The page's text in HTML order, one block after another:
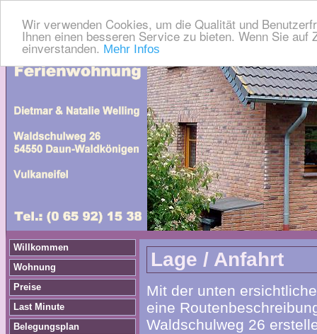
Wir verwenden Cookies, um die Qualität und
Ihnen einen besseren Service zu bieten. Wenn Sie
einverstanden. Mehr Infos
Willkommen
Wohnung
Preise
Last Minute
Belegungsplan
Lage / Anfahrt
Mit der unten
eine
Waldschulweg 26